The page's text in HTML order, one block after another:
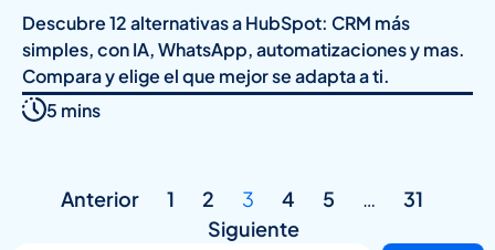
Descubre 12 alternativas a HubSpot: CRM más
simples, con IA, WhatsApp, automatizaciones y mas.
Compara y elige el que mejor se adapta a ti.
5 mins
Anterior 1 2 3 4 5 …
31
Siguiente